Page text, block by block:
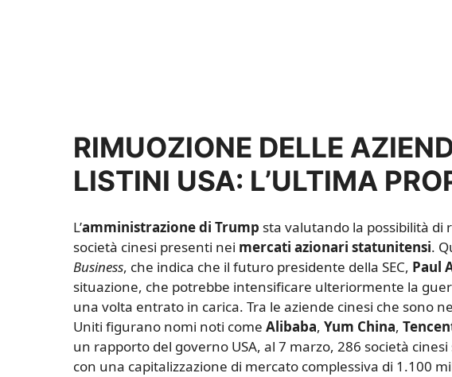
RIMUOZIONE DELLE
LISTINI USA: L’ULTIMA
L’amministrazione di Trump sta valutando la possibilità di
società cinesi presenti nei mercati azionari statunitensi.
Business, che indica che il futuro presidente della SEC, Paul
situazione, che potrebbe intensificare ulteriormente la
una volta entrato in carica. Tra le aziende cinesi che sono
Uniti figurano nomi noti come Alibaba, Yum China,
un rapporto del governo USA, al 7 marzo, 286 società
con una capitalizzazione di mercato complessiva di 1.100